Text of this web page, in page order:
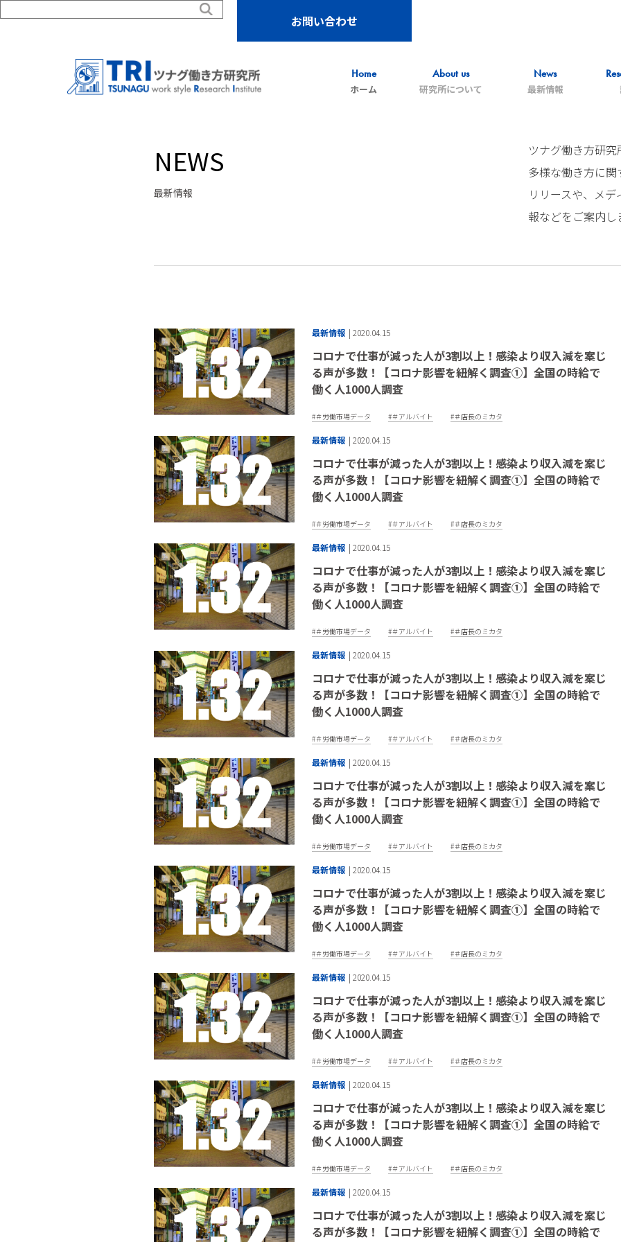
お問い合わせ
Home
ホーム
About us
研究所について
News
最新情報
NEWS
最新情報
ツナグ働き方研究
多様な働き方に
リリースや、メ
報などをご案内し
最新情報 | 2020.04.15
コロナで仕事が減った人が3割以上！感染より収入減を案じ
る声が多数！【コロナ影響を紐解く調査①】全国の時給で
働く人1000人調査
＃労働市場データ ＃アルバイト ＃店長のミカタ
最新情報 | 2020.04.15
コロナで仕事が減った人が3割以上！感染より収入減を案じ
る声が多数！【コロナ影響を紐解く調査①】全国の時給で
働く人1000人調査
＃労働市場データ ＃アルバイト ＃店長のミカタ
最新情報 | 2020.04.15
コロナで仕事が減った人が3割以上！感染より収入減を案じ
る声が多数！【コロナ影響を紐解く調査①】全国の時給で
働く人1000人調査
＃労働市場データ ＃アルバイト ＃店長のミカタ
最新情報 | 2020.04.15
コロナで仕事が減った人が3割以上！感染より収入減を案じ
る声が多数！【コロナ影響を紐解く調査①】全国の時給で
働く人1000人調査
＃労働市場データ ＃アルバイト ＃店長のミカタ
最新情報 | 2020.04.15
コロナで仕事が減った人が3割以上！感染より収入減を案じ
る声が多数！【コロナ影響を紐解く調査①】全国の時給で
働く人1000人調査
＃労働市場データ ＃アルバイト ＃店長のミカタ
最新情報 | 2020.04.15
コロナで仕事が減った人が3割以上！感染より収入減を案じ
る声が多数！【コロナ影響を紐解く調査①】全国の時給で
働く人1000人調査
＃労働市場データ ＃アルバイト ＃店長のミカタ
最新情報 | 2020.04.15
コロナで仕事が減った人が3割以上！感染より収入減を案じ
る声が多数！【コロナ影響を紐解く調査①】全国の時給で
働く人1000人調査
＃労働市場データ ＃アルバイト ＃店長のミカタ
最新情報 | 2020.04.15
コロナで仕事が減った人が3割以上！感染より収入減を案じ
る声が多数！【コロナ影響を紐解く調査①】全国の時給で
働く人1000人調査
＃労働市場データ ＃アルバイト ＃店長のミカタ
最新情報 | 2020.04.15
コロナで仕事が減った人が3割以上！感染より収入減を案じ
る声が多数！【コロナ影響を紐解く調査①】全国の時給で